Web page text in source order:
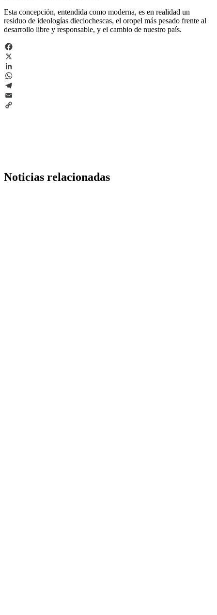
Esta concepción, entendida como moderna, es en realidad un
residuo de ideologías dieciochescas, el oropel más pesado frente al
desarrollo libre y responsable, y el cambio de nuestro país.
Facebook
X
LinkedIn
WhatsApp
Telegram
Email
Noticias relacionadas